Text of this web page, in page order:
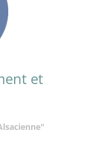
et